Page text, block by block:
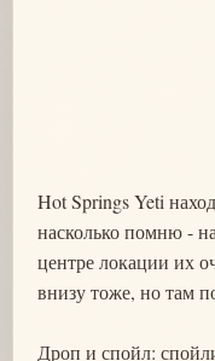
Hot Springs Yeti
насколько помню -
центре локации их
внизу тоже, но там
Дроп и спойл: